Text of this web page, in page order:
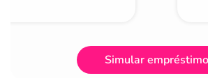
Simular empréstimo